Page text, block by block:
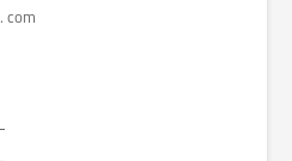
com